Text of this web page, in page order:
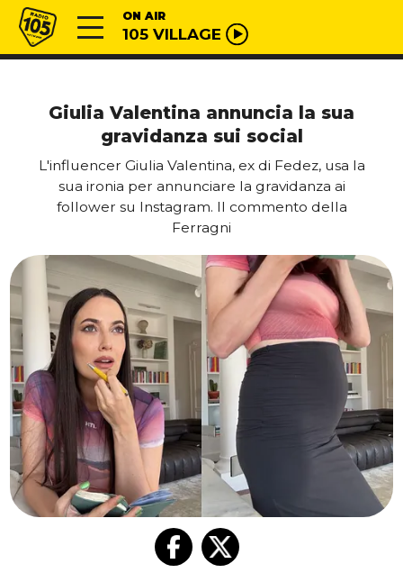
Vai al contenuto
Radio 105 ON AIR
105 VILLAGE
Giulia Valentina annuncia la sua
gravidanza sui social
L'influencer Giulia Valentina, ex di Fedez, usa la
sua ironia per annunciare la gravidanza ai
follower su Instagram. Il commento della
Ferragni